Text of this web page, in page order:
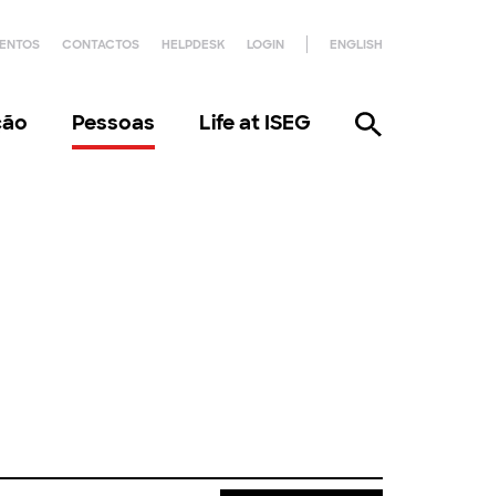
CONTACTOS HELPDESK LOGIN ENGLISH
Pessoas Life at ISEG